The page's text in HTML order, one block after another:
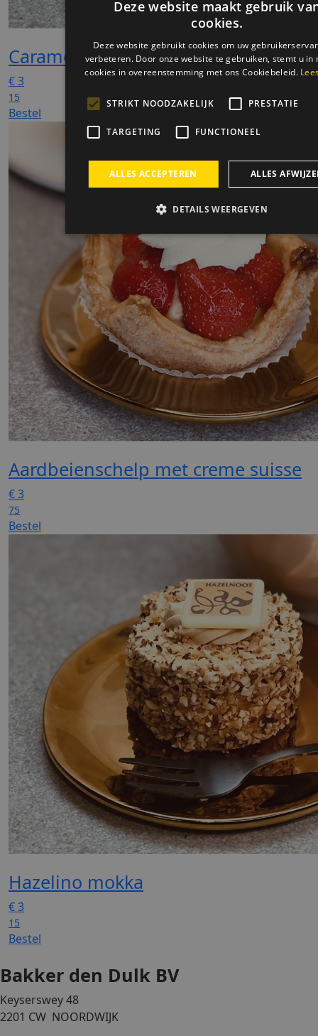
Caramel-slagroom gebakje
€3
15
Bestel
Aardbeienschelp met creme suisse
€3
75
Bestel
Hazelino mokka
€3
15
Bestel
Bakker den Dulk BV
Keyserswey 48
2201 CW NOORDWIJK